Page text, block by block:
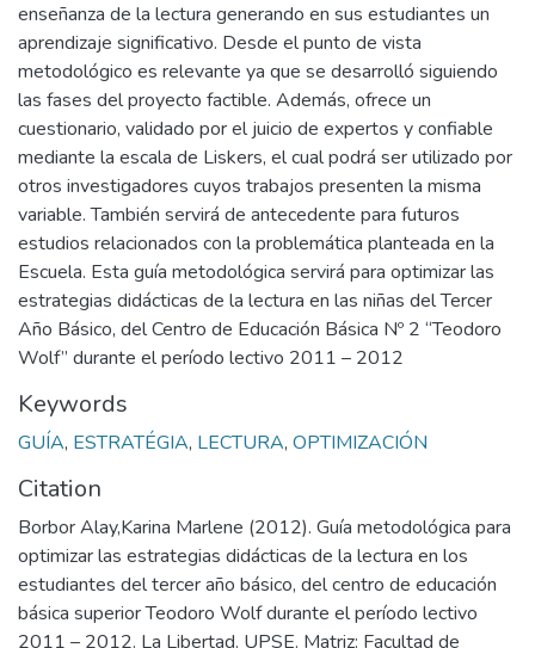
enseñanza de la lectura generando en sus estudiantes un
aprendizaje significativo. Desde el punto de vista
metodológico es relevante ya que se desarrolló siguiendo
las fases del proyecto factible. Además, ofrece un
cuestionario, validado por el juicio de expertos y confiable
mediante la escala de Liskers, el cual podrá ser utilizado por
otros investigadores cuyos trabajos presenten la misma
variable. También servirá de antecedente para futuros
estudios relacionados con la problemática planteada en la
Escuela. Esta guía metodológica servirá para optimizar las
estrategias didácticas de la lectura en las niñas del Tercer
Año Básico, del Centro de Educación Básica Nº 2 “Teodoro
Wolf” durante el período lectivo 2011 – 2012
Keywords
GUÍA, ESTRATÉGIA, LECTURA, OPTIMIZACIÓN
Citation
Borbor Alay,Karina Marlene (2012). Guía metodológica para
optimizar las estrategias didácticas de la lectura en los
estudiantes del tercer año básico, del centro de educación
básica superior Teodoro Wolf durante el período lectivo
2011 – 2012. La Libertad. UPSE. Matriz: Facultad de